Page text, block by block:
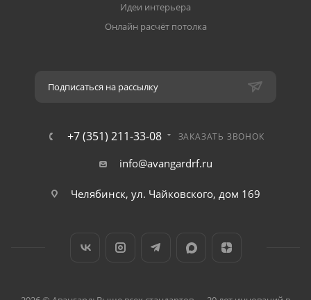
Идеи интерьера
Онлайн расчёт потолка
Подписаться на рассылку
+7 (351) 211-33-08 ЗАКАЗАТЬ ЗВОНОК
info@avangardrf.ru
Челябинск, ул. Чайковского, дом 169